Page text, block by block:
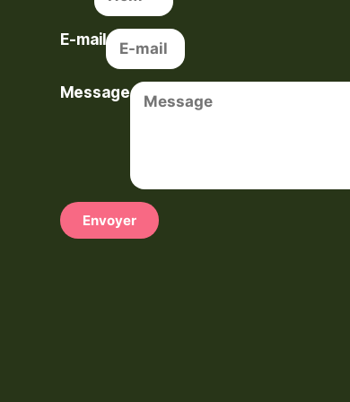
E-mail
Message
Envoyer